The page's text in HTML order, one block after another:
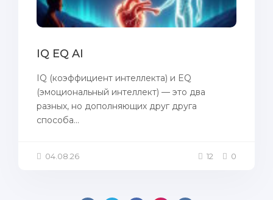
IQ EQ AI
IQ (коэффициент интеллекта) и EQ
(эмоциональный интеллект) — это два
разных, но дополняющих друг друга
способа...
04.08.26 12 0